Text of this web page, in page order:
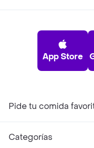
App Store
Pide tu comida
Categorías